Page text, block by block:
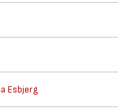
Esbjerg